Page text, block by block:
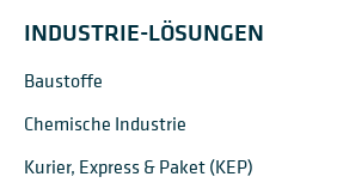
INDUSTRIE-LÖSUNGEN
Baustoffe
Chemische Industrie
Kurier, Express & Paket (KEP)